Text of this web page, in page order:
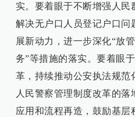
实。要着眼于不断增强人民
解决无户口人员登记户口
展新动力，进一步深化“放
务”等措施的落实。要着眼
革，持续推动公安执法规
人民警察管理制度改革的
应用和流程再造，鼓励基